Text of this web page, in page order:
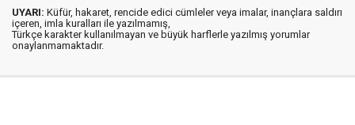
UYARI: Küfür, hakaret, rencide edici cümleler veya imalar, inançlara saldırı
içeren, imla kuralları ile yazılmamış,
Türkçe karakter kullanılmayan ve büyük harflerle yazılmış yorumlar
onaylanmamaktadır.